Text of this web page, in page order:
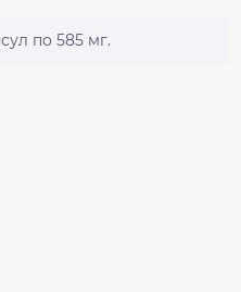
по 585 мг.